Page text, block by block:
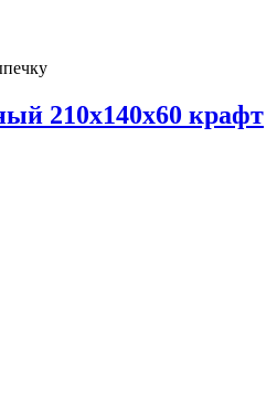
210х140х60 крафт